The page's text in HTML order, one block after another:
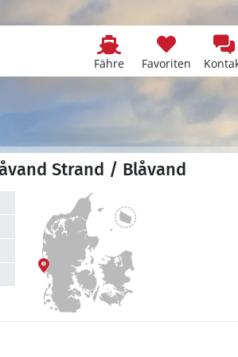
Fähre Favoriten
Strand / Blåvand